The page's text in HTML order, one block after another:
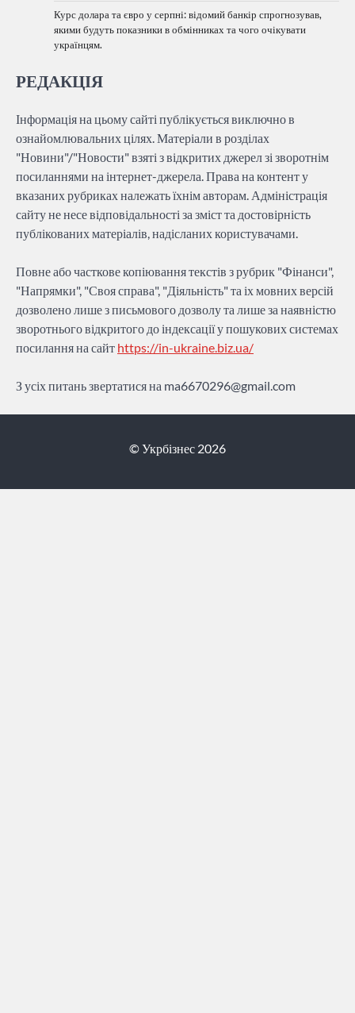
Курс долара та євро у серпні: відомий банкір спрогнозував,
якими будуть показники в обмінниках та чого очікувати
українцям.
РЕДАКЦІЯ
Інформація на цьому сайті публікується виключно в
ознайомлювальних цілях. Матеріали в розділах
"Новини"/"Новости" взяті з відкритих джерел зі зворотнім
посиланнями на інтернет-джерела. Права на контент у
вказаних рубриках належать їхнім авторам. Адміністрація
сайту не несе відповідальності за зміст та достовірність
публікованих матеріалів, надісланих користувачами.
Повне або часткове копіювання текстів з рубрик "Фінанси",
"Напрямки", "Своя справа", "Діяльність" та іх мовних версій
дозволено лише з письмового дозволу та лише за наявністю
зворотнього відкритого до індексації у пошукових системах
посилання на сайт https://in-ukraine.biz.ua/
З усіх питань звертатися на ma6670296@gmail.com
© Укрбізнес 2026